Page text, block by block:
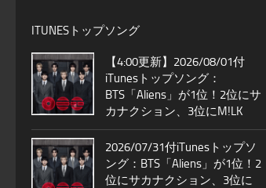
ITUNESトップソング
【4:00更新】2026/08/01付
iTunesトップソング：
BTS「Aliens」が1位！2位にサ
カナクション、3位にM!LK
2026/07/31付iTunesトップソ
ング：BTS「Aliens」が1位！2
位にサカナクション、3位に